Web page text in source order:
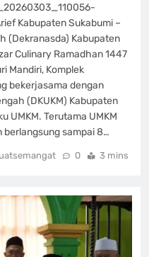
Kabupaten Sukabumi –
(Dekranasda) Kabupaten
Culinary Ramadhan 1447
Mandiri, Komplek
bekerjasama dengan
(DKUKM) Kabupaten
UMKM. Terutama UMKM
berlangsung sampai 8…
0 3 mins